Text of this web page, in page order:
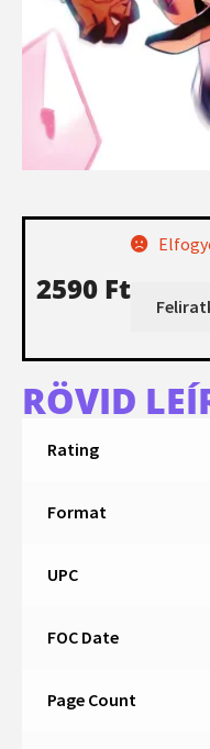
2590 Ft
RÖVID
Rating
Format
UPC
FOC Date
Page Count